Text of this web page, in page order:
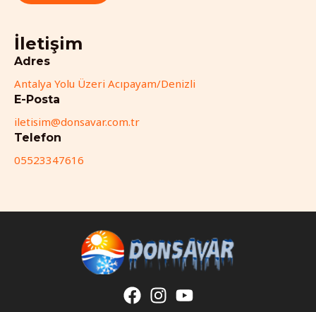
İletişim
Adres
Antalya Yolu Üzeri Acıpayam/Denizli
E-Posta
iletisim@donsavar.com.tr
Telefon
05523347616